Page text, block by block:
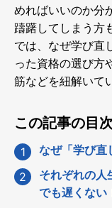
めればいいのか分
躊躇してしまう方
では、なぜ学び直
った資格の選び方
筋などを紐解いて
この記事の目次
なぜ「学び直
それぞれの人
でも遅くない